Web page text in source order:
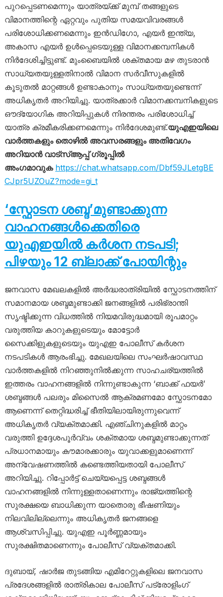
പുറപ്പെടണമെന്നും യാത്രയ്ക്ക് മുമ്പ് തങ്ങളുടെ
വിമാനത്തിന്റെ ഏറ്റവും പുതിയ സമയവിവരങ്ങൾ
പരിശോധിക്കണമെന്നും ഇൻഡിഗോ, എയർ ഇന്ത്യ,
അകാസ എയർ ഉൾപ്പെടെയുള്ള വിമാനക്കമ്പനികൾ
നിർദേശിച്ചിട്ടുണ്ട്. മുംബൈയിൽ ശക്തമായ മഴ തുടരാൻ
സാധ്യതയുള്ളതിനാൽ വിമാന സർവീസുകളിൽ
കൂടുതൽ മാറ്റങ്ങൾ ഉണ്ടാകാനും സാധ്യതയുണ്ടെന്ന്
അധികൃതർ അറിയിച്ചു. യാത്രക്കാർ വിമാനക്കമ്പനികളുടെ
ഔദ്യോഗിക അറിയിപ്പുകൾ നിരന്തരം പരിശോധിച്ച്
യാത്ര ക്രമീകരിക്കണമെന്നും നിർദേശമുണ്ട്.യുഎഇയിലെ
വാർത്തകളും തൊഴിൽ അവസരങ്ങളും അതിവേഗം
അറിയാൻ വാട്സ്ആപ്പ് ഗ്രൂപ്പിൽ
അംഗമാവുക https://chat.whatsapp.com/Dbf59JLetgBE
CJpr5UZOuZ?mode=gi_t
‘സ്ഫോടന ശബ്ദ’മുണ്ടാക്കുന്ന
വാഹനങ്ങൾക്കെതിരെ
യുഎഇയിൽ കർശന നടപടി;
പിഴയും 12 ബ്ലാക്ക് പോയിന്റും
ജനവാസ മേഖലകളിൽ അർദ്ധരാത്രിയിൽ സ്ഫോടനത്തിന്
സമാനമായ ശബ്ദമുണ്ടാക്കി ജനങ്ങളിൽ പരിഭ്രാന്തി
സൃഷ്ടിക്കുന്ന വിധത്തിൽ നിയമവിരുദ്ധമായി രൂപമാറ്റം
വരുത്തിയ കാറുകളുടെയും മോട്ടോർ
സൈക്കിളുകളുടെയും യുഎഇ പോലീസ് കർശന
നടപടികൾ ആരംഭിച്ചു. മേഖലയിലെ സംഘർഷാവസ്ഥ
വാർത്തകളിൽ നിറഞ്ഞുനിൽക്കുന്ന സാഹചര്യത്തിൽ
ഇത്തരം വാഹനങ്ങളിൽ നിന്നുണ്ടാകുന്ന ‘ബാക്ക് ഫയർ’
ശബ്ദങ്ങൾ പലരും മിസൈൽ ആക്രമണമോ സ്ഫോടനമോ
ആണെന്ന് തെറ്റിദ്ധരിച്ച് ഭീതിയിലായിരുന്നുവെന്ന്
അധികൃതർ വ്യക്തമാക്കി. എഞ്ചിനുകളിൽ മാറ്റം
വരുത്തി ഉദ്ദേശപൂർവ്വം ശക്തമായ ശബ്ദമുണ്ടാക്കുന്നത്
പ്രധാനമായും കൗമാരക്കാരും യുവാക്കളുമാണെന്ന്
അന്വേഷണത്തിൽ കണ്ടെത്തിയതായി പോലീസ്
അറിയിച്ചു. റിപ്പോർട്ട് ചെയ്യപ്പെട്ട ശബ്ദങ്ങൾ
വാഹനങ്ങളിൽ നിന്നുള്ളതാണെന്നും രാജ്യത്തിന്റെ
സുരക്ഷയെ ബാധിക്കുന്ന യാതൊരു ഭീഷണിയും
നിലവിലില്ലെന്നും അധികൃതർ ജനങ്ങളെ
ആശ്വസിപ്പിച്ചു. യുഎഇ പൂർണ്ണമായും
സുരക്ഷിതമാണെന്നും പോലീസ് വ്യക്തമാക്കി.
ദുബായ്, ഷാർജ തുടങ്ങിയ എമിറേറ്റുകളിലെ ജനവാസ
പ്രദേശങ്ങളിൽ രാത്രികാല പോലീസ് പട്രോളിംഗ്